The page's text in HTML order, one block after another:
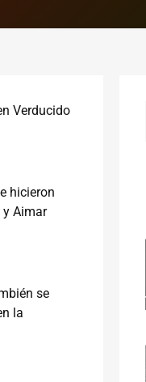
Verducido
hicieron
y Aimar
se
la